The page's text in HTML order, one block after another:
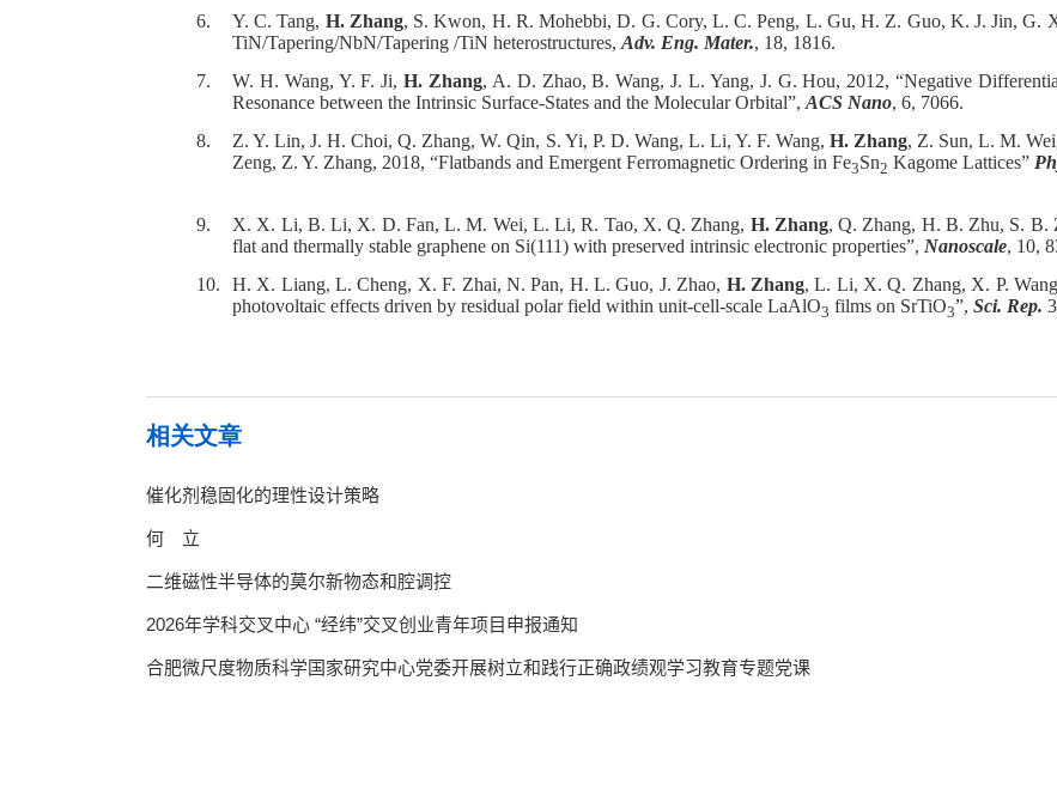
6.
Y. C. Tang, H. Zhang, S. Kwon, H. R. Mohebbi, D. G. Cory, L. C. Peng, L. Gu, H. Z. Guo, K. J. Jin, G.
TiN/Tapering/NbN/Tapering /TiN heterostructures, Adv. Eng. Mater., 18, 1816.
7.
W. H. Wang, Y. F. Ji,H. Zhang, A. D. Zhao, B. Wang, J. L. Yang, J. G. Hou, 2012, “Negative
Resonance between the Intrinsic Surface-States and the Molecular Orbital”, ACS Nano, 6, 7066.
8.
Z. Y. Lin, J. H. Choi, Q. Zhang, W. Qin, S. Yi, P. D. Wang, L. Li, Y. F. Wang, H. Zhang, Z. Sun, L. M.
Zeng, Z. Y. Zhang, 2018, “Flatbands and Emergent Ferromagnetic Ordering in Fe3Sn2 Kagome Lattices”
9. X. X. Li, B. Li, X. D. Fan, L. M. Wei, L. Li, R. Tao, X. Q. Zhang, H. Zhang, Q. Zhang, H. B. Zhu, S. B.
flat and thermally stable graphene on Si(111) with preserved intrinsic electronic properties”, Nanoscale, 10,
10.
H. X. Liang, L. Cheng, X. F. Zhai, N. Pan, H. L. Guo, J. Zhao, H. Zhang, L. Li, X. Q. Zhang, X. P.
photovoltaic effects driven by residual polar field within unit-cell-scale LaAlO3 films on SrTiO3”, Sci. Rep.
相关文章